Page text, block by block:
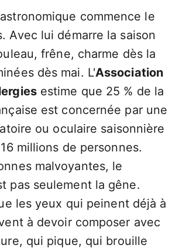
commence le
Avec lui démarre la saison
frêne, charme dès la
dès mai. L'Association
estime que 25 % de la
est concernée par une
ou oculaire saisonnière
millions de personnes.
malvoyantes, le
pas seulement la gêne.
les yeux qui peinent déjà à
à devoir composer avec
qui pique, qui brouille